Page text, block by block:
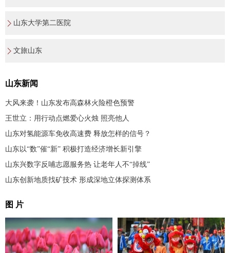
山东大学第二医院
文旅山东
山东新闻
大风来袭！山东发布高森林火险橙色预警
王世立：用行动点燃爱心火烛 照亮他人
山东对氢能源车免收高速费 释放怎样的信号？
山东以“数”催“新” 积极打造经济增长新引擎
山东兴数字反哺志愿服务热 让老年人不“掉线”
山东创新地质找矿技术 形成深地立体探测体系
图 片